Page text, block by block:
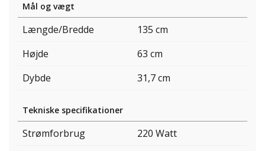
Mål og vægt
Længde/Bredde
135 cm
Højde
63 cm
Dybde
31,7 cm
Tekniske specifikationer
Strømforbrug
220 Watt